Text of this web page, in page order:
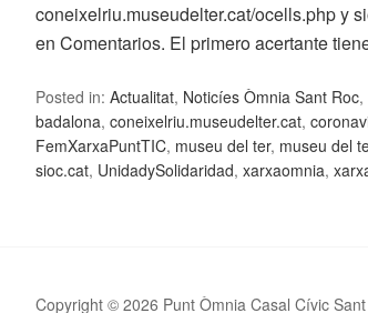
coneixelriu.museudelter.cat/ocells.php y
en Comentarios. El primero acertante
Posted in: Actualitat, Noticíes Òmnia Sant Roc,
badalona, coneixelriu.museudelter.cat,
FemXarxaPuntTIC, museu del ter, museu del
sioc.cat, UnidadySolidaridad, xarxaomnia,
Copyright © 2026 Punt Òmnia Casal Cívic